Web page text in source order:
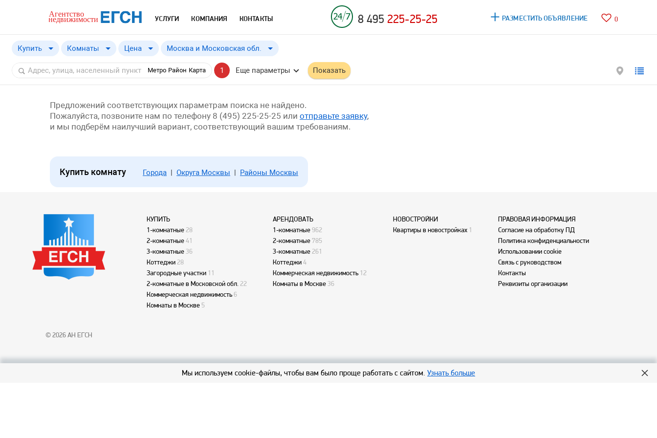
УСЛУГИ КОМПАНИЯ КОНТАКТЫ 8 495 225-25-25 РАЗМЕСТИТЬ ОБЪЯВЛЕНИЕ 0
Купить
Купить
Снять
Комнаты Цена
от Применить
Москва и Московская обл.
Москва и Московская обл.
Москва
Московская обл.
Метро Район Карта 1 Еще параметры Показать
Предложений соответствующих параметрам поиска не найдено.
Пожалуйста, позвоните нам по телефону 8 (495) 225-25-25 или отправьте заявку,
и мы подберём наилучший вариант, соответствующий вашим требованиям.
Купить комнату Города | Округа Москвы | Районы Москвы
© 2026 АН ЕГСН
КУПИТЬ
1-комнатные 28
2-комнатные 41
3-комнатные 36
Коттеджи 28
Загородные участки 11
2-комнатные в Московской обл. 22
Коммерческая недвижимость 6
Комнаты в Москве 5
АРЕНДОВАТЬ
1-комнатные962
2-комнатные785
3-комнатные 261
Коттеджи4
Коммерческая недвижимость 12
Комнаты в Москве 36
НОВОСТРОЙКИ
Квартиры в новостройках 1
ПРАВОВАЯ ИНФОРМАЦИЯ
Согласие на обработку ПД
Политика конфиденциальности
Использовании cookie
Связь с руководством
Контакты
Реквизиты организации
Мы используем cookie-файлы, чтобы вам было проще работать с сайтом. Узнать больше